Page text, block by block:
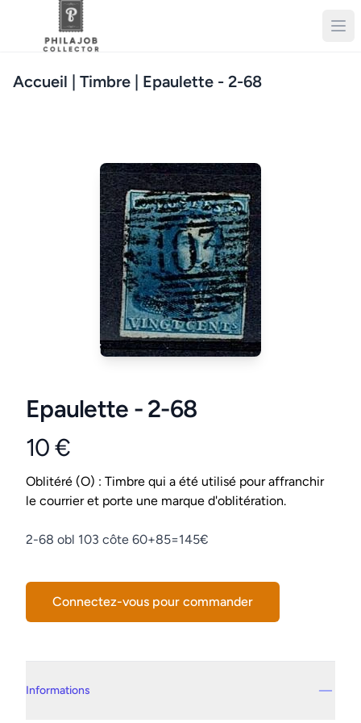
Accueil | Timbre | Epaulette - 2-68
Epaulette - 2-68
Product information
10 €
Conditions
Oblitéré (O) : Timbre qui a été utilisé pour affranchir
le courrier et porte une marque d'oblitération.
Description
2-68 obl 103 côte 60+85=145€
Connectez-vous pour commander
Informations